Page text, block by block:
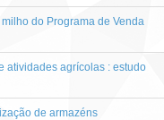
do Programa de Venda
atividades agrícolas : estudo
de armazéns